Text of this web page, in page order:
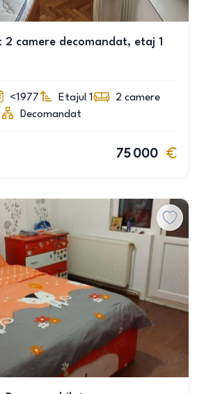
camere decomandat, etaj 1
<1977 Etajul 1 2 camere
Decomandat
75 000